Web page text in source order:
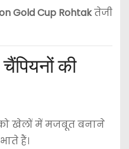
Gold Cup Rohtakतेजी
की
खेलों में मजबूत बनाने
हैं।